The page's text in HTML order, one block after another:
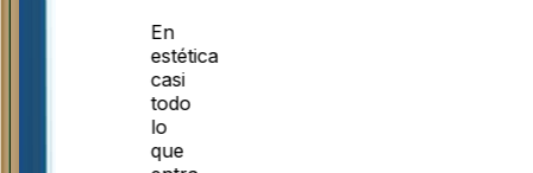
En
estética
casi
todo
lo
que